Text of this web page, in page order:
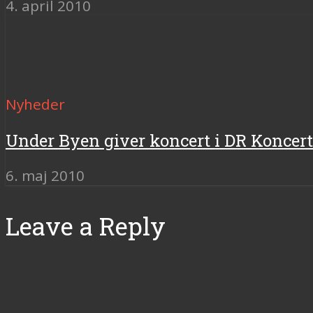
4. april 2010
Nyheder
Under Byen giver koncert i DR
6. maj 2010
Leave a Reply